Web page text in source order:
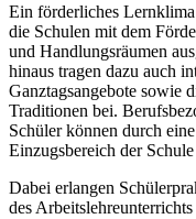
Ein förderliches
die Schulen mit dem
und Handlungsräumen
hinaus tragen dazu auch
Ganztagsangebote sowie
Traditionen bei.
Schüler können durch
Einzugsbereich der
Dabei erlangen
des